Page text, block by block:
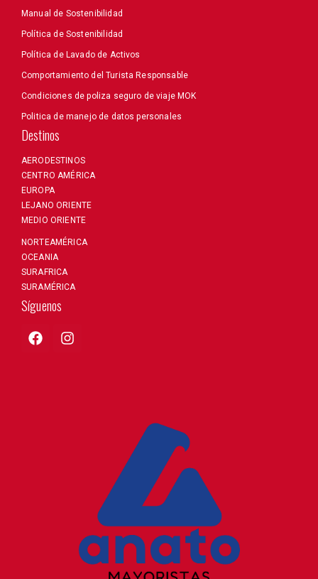
Manual de Sostenibilidad
Política de Sostenibilidad
Política de Lavado de Activos
Comportamiento del Turista Responsable
Condiciones de poliza seguro de viaje MOK
Politica de manejo de datos personales
Destinos
AERODESTINOS
CENTRO AMÉRICA
EUROPA
LEJANO ORIENTE
MEDIO ORIENTE
NORTEAMÉRICA
OCEANIA
SURAFRICA
SURAMÉRICA
Síguenos